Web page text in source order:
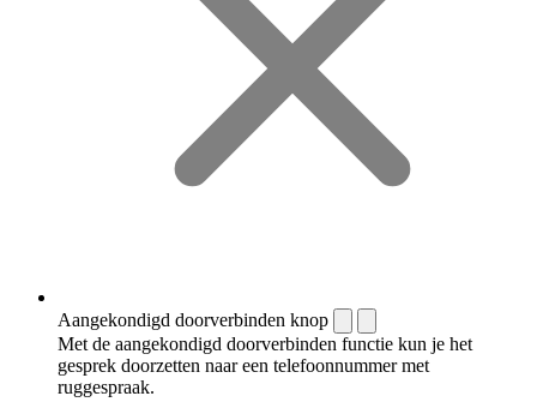
Aangekondigd doorverbinden knop
Met de aangekondigd doorverbinden functie kun je het
gesprek doorzetten naar een telefoonnummer met
ruggespraak.